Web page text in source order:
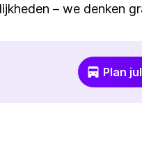
– we denken
Plan